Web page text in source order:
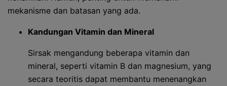
mekanisme dan batasan yang ada.
Kandungan Vitamin dan Mineral
Sirsak mengandung beberapa vitamin dan
mineral, seperti vitamin B dan magnesium, yang
secara teoritis dapat membantu menenangkan